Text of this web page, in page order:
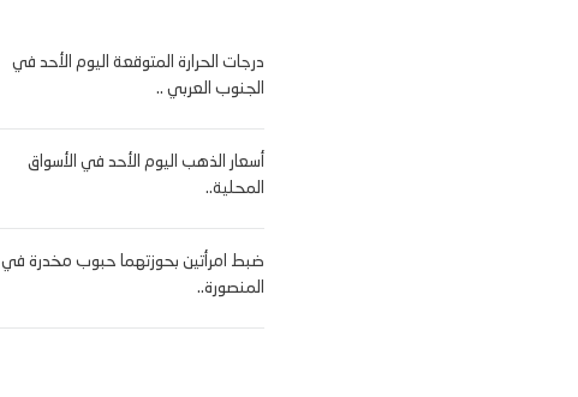
درجات الحرارة المتوقعة اليوم الأحد في
الجنوب العربي ..
أسعار الذهب اليوم الأحد في الأسواق
المحلية..
ضبط امرأتين بحوزتهما حبوب مخدرة في
المنصورة..